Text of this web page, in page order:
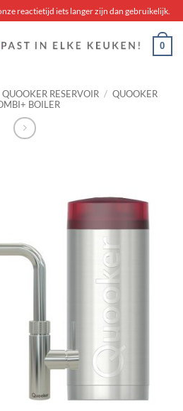
reactietijd iets langer zijn dan gebruikelijk.
0
QUOOKER RESERVOIR / QUOOKER
BOILER